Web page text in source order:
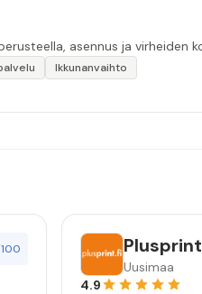
Ikkunanvaihto
Plusprint
Uusimaa
4.9